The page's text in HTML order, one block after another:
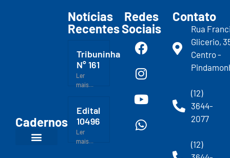
Cadernos
Notícias
Recentes
Tribuninha
N° 161
Ler
mais...
Edital
10496
Ler
mais...
Redes
Sociais
Contato
Rua
Glicerio,
Centro -
(12)
3644-
2077
(12)